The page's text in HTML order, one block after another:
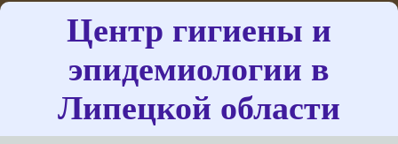
Центр гигиены и
эпидемиологии в
Липецкой области